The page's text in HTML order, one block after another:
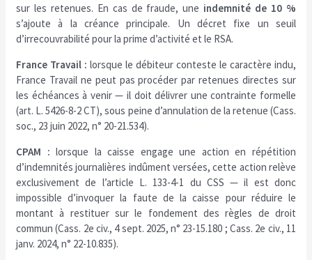
sur les retenues. En cas de fraude, une indemnité de 10 %
s’ajoute à la créance principale. Un décret fixe un seuil
d’irrecouvrabilité pour la prime d’activité et le RSA.
France Travail : lorsque le débiteur conteste le caractère indu,
France Travail ne peut pas procéder par retenues directes sur
les échéances à venir — il doit délivrer une contrainte formelle
(art. L. 5426-8-2 CT), sous peine d’annulation de la retenue (Cass.
soc., 23 juin 2022, n° 20-21.534).
CPAM : lorsque la caisse engage une action en répétition
d’indemnités journalières indûment versées, cette action relève
exclusivement de l’article L. 133-4-1 du CSS — il est donc
impossible d’invoquer la faute de la caisse pour réduire le
montant à restituer sur le fondement des règles de droit
commun (Cass. 2e civ., 4 sept. 2025, n° 23-15.180 ; Cass. 2e civ., 11
janv. 2024, n° 22-10.835).